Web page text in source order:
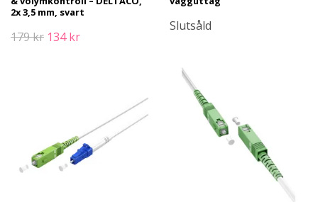
2x 3,5 mm, svart
179 kr 134 kr
Slutsåld